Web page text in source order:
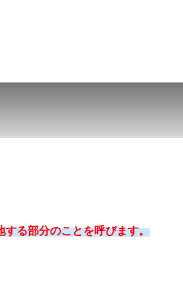
する部分のことを呼びます。